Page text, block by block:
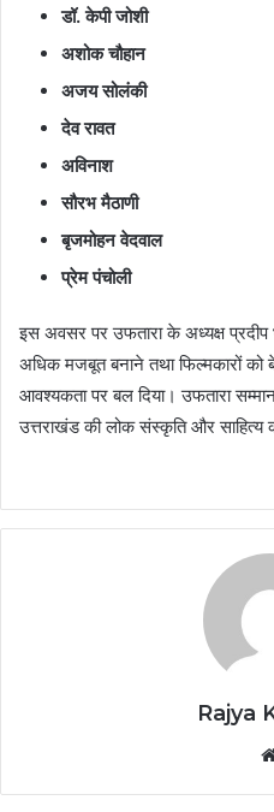
डॉ. केपी जोशी
अशोक चौहान
अजय सोलंकी
देव रावत
अविनाश
सौरभ मैठाणी
बृजमोहन वेदवाल
प्रेम पंचोली
इस अवसर पर उफतारा के अध्यक्ष
अधिक मजबूत बनाने तथा फिल्मकारों
आवश्यकता पर बल दिया। उफतारा
उत्तराखंड की लोक संस्कृति और साहित्य
Rajya